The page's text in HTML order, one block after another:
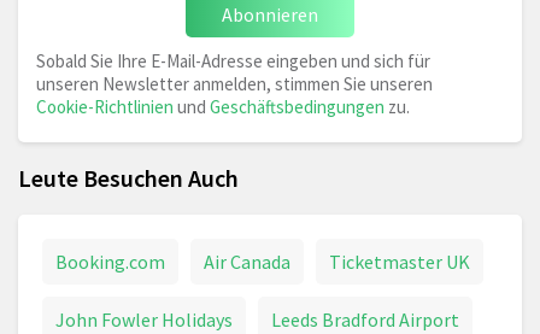
Abonnieren
Sobald Sie Ihre E-Mail-Adresse eingeben und sich für
unseren Newsletter anmelden, stimmen Sie unseren
Cookie-Richtlinien und Geschäftsbedingungen zu.
Leute Besuchen Auch
Booking.com Air Canada Ticketmaster UK
John Fowler Holidays Leeds Bradford Airport